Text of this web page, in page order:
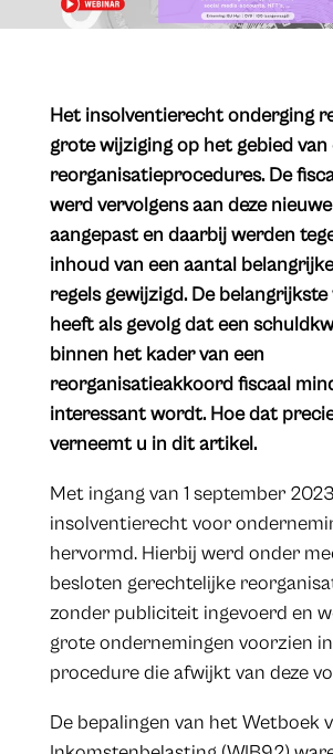
Het insolventierecht onderging
grote wijziging op het gebied van
reorganisatieprocedures. De
werd vervolgens aan deze
aangepast en daarbij werden
inhoud van een aantal
regels gewijzigd. De
heeft als gevolg dat een
binnen het kader van een
reorganisatieakkoord fiscaal
interessant wordt. Hoe dat
verneemt u in dit artikel.
Met ingang van 1 september
insolventierecht voor
hervormd. Hierbij werd onder
besloten gerechtelijke
zonder publiciteit ingevoerd en
grote ondernemingen voorzien
procedure die afwijkt van deze
De bepalingen van het Wetboek